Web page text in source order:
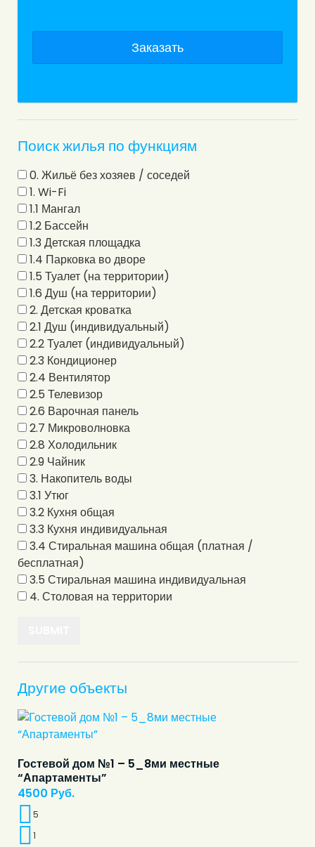
Заказать
Поиск жилья по функциям
0. Жильё без хозяев / соседей
1. Wi-Fi
1.1 Мангал
1.2 Бассейн
1.3 Детская площадка
1.4 Парковка во дворе
1.5 Туалет (на территории)
1.6 Душ (на территории)
2. Детская кроватка
2.1 Душ (индивидуальный)
2.2 Туалет (индивидуальный)
2.3 Кондиционер
2.4 Вентилятор
2.5 Телевизор
2.6 Варочная панель
2.7 Микроволновка
2.8 Холодильник
2.9 Чайник
3. Накопитель воды
3.1 Утюг
3.2 Кухня общая
3.3 Кухня индивидуальная
3.4 Стиральная машина общая (платная /
бесплатная)
3.5 Стиральная машина индивидуальная
4. Столовая на территории
Другие объекты
Гостевой дом №1 – 5_8ми местные
“Апартаменты”
4500 Руб.
5
1